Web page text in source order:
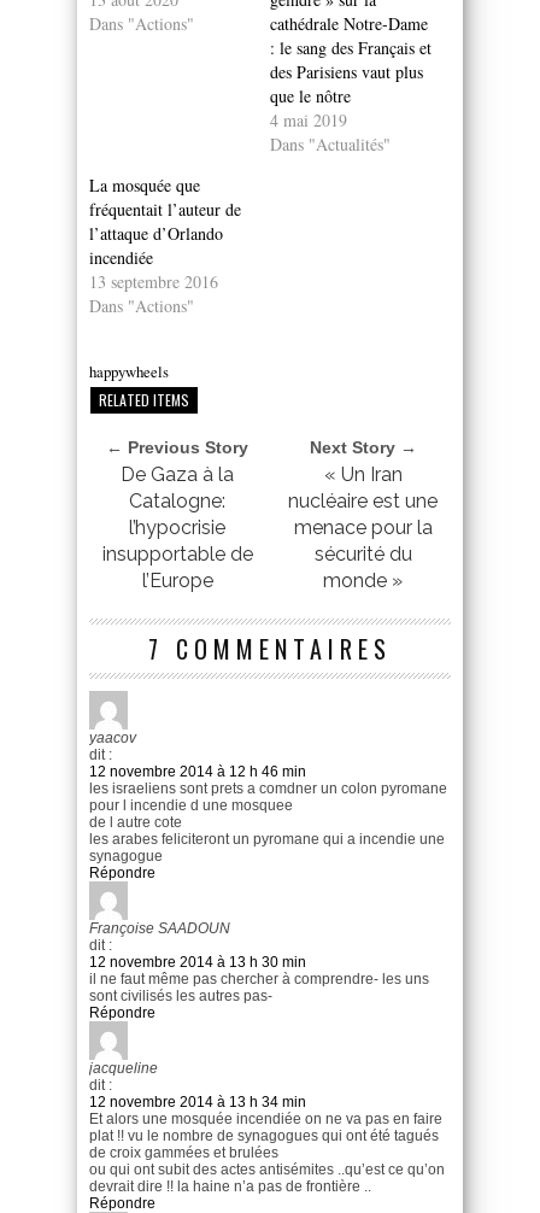
Dans "Actions"
cathédrale Notre-Dame
: le sang des Français et
des Parisiens vaut plus
que le nôtre
4 mai 2019
Dans "Actualités"
La mosquée que
fréquentait l’auteur de
l’attaque d’Orlando
incendiée
13 septembre 2016
Dans "Actions"
happywheels
RELATED ITEMS
← Previous Story
De Gaza à la
Catalogne:
l’hypocrisie
insupportable de
l’Europe
Next Story →
« Un Iran
nucléaire est une
menace pour la
sécurité du
monde »
7 COMMENTAIRES
yaacov
dit :
12 novembre 2014 à 12 h 46 min
les israeliens sont prets a comdner un colon pyromane
pour l incendie d une mosquee
de l autre cote
les arabes feliciteront un pyromane qui a incendie une
synagogue
Répondre
Françoise SAADOUN
dit :
12 novembre 2014 à 13 h 30 min
il ne faut même pas chercher à comprendre- les uns
sont civilisés les autres pas-
Répondre
jacqueline
dit :
12 novembre 2014 à 13 h 34 min
Et alors une mosquée incendiée on ne va pas en faire
plat !! vu le nombre de synagogues qui ont été tagués
de croix gammées et brulées
ou qui ont subit des actes antisémites ..qu’est ce qu’on
devrait dire !! la haine n’a pas de frontière ..
Répondre